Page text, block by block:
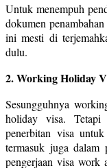
Untuk menempuh
dokumen
ini mesti di
dulu.
2. Working Holiday
Sesungguhnya
holiday visa. Tetapi
penerbitan visa
termasuk juga
pengerjaan visa work